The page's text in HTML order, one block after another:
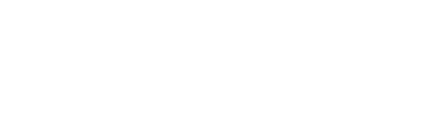
A ILUSTRES QUERETANOS
MANUEL POZO CABRERA
CON KAREN JIMÉNEZ HERNÁNDEZ
LAVANDA DE SUEÑOS
QUERETANA
COMPOSITORES MEXICANOS Y SUS ANTECEDENTES
PROFESIONALES - PRODUCCIÓN DE ÓPERA
- OCUAQ
EN EL CABQA
MUJERES ESPECTRALES, LLORONAS Y BRUJAS EN LA
INFANTIL-UN RECORRIDO CON XAWE LA TANTARRIA EXPLORADORA-JULIO
CÁMARA UAQDE EXTENSIÓN FONDEC 2022
Y LA UNAG
MELO
EL DIRECTOR DE ORQUESTA?
DE TUNAS Y ESTUDIANTINAS EN QUERÉTARO
POSADA
DE GUITARRAS DE LA UAQ
2021
FORMATO VIRTUAL